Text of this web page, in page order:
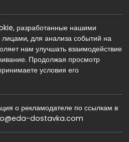
разработанные нашими
для анализа событий на
нам улучшать взаимодействие
Продолжая просмотр
условия его
о рекламодателе по ссылкам в
dostavka.com